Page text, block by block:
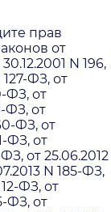
прав
от
N 196,
127-ФЗ, от
ФЗ, от
ФЗ, от
ФЗ, от
ФЗ, от
от 25.06.2012
N 185-ФЗ,
ФЗ, от
ФЗ, от